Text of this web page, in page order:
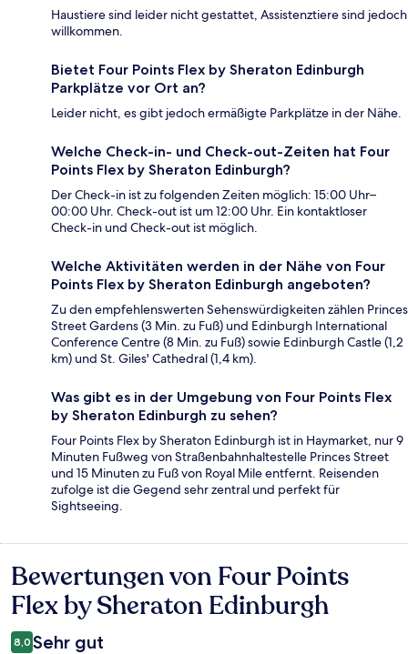
Haustiere sind leider nicht gestattet, Assistenztiere sind jedoch
willkommen.
Bietet Four Points Flex by Sheraton Edinburgh
Parkplätze vor Ort an?
Leider nicht, es gibt jedoch ermäßigte Parkplätze in der Nähe.
Welche Check-in- und Check-out-Zeiten hat Four
Points Flex by Sheraton Edinburgh?
Der Check-in ist zu folgenden Zeiten möglich: 15:00 Uhr–
00:00 Uhr. Check-out ist um 12:00 Uhr. Ein kontaktloser
Check-in und Check-out ist möglich.
Welche Aktivitäten werden in der Nähe von Four
Points Flex by Sheraton Edinburgh angeboten?
Zu den empfehlenswerten Sehenswürdigkeiten zählen Princes
Street Gardens (3 Min. zu Fuß) und Edinburgh International
Conference Centre (8 Min. zu Fuß) sowie Edinburgh Castle (1,2
km) und St. Giles' Cathedral (1,4 km).
Was gibt es in der Umgebung von Four Points Flex
by Sheraton Edinburgh zu sehen?
Four Points Flex by Sheraton Edinburgh ist in Haymarket, nur 9
Minuten Fußweg von Straßenbahnhaltestelle Princes Street
und 15 Minuten zu Fuß von Royal Mile entfernt. Reisenden
zufolge ist die Gegend sehr zentral und perfekt für
Sightseeing.
Bewertungen
Bewertungen von Four Points
Flex by Sheraton Edinburgh
8,0 Sehr gut